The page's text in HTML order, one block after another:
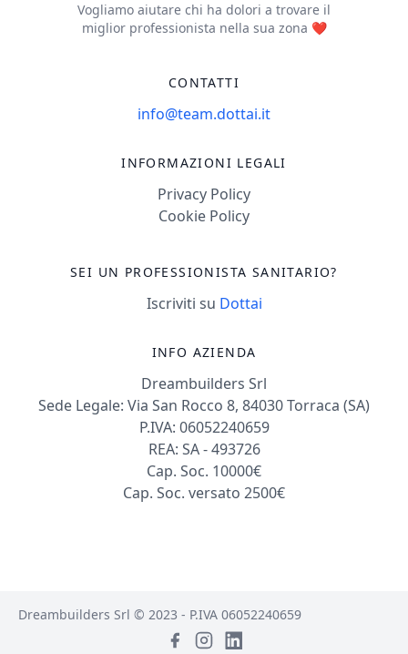
Vogliamo aiutare chi ha dolori a trovare il
miglior professionista nella sua zona ❤️
CONTATTI
info@team.dottai.it
INFORMAZIONI LEGALI
Privacy Policy
Cookie Policy
SEI UN PROFESSIONISTA SANITARIO?
Iscriviti su Dottai
INFO AZIENDA
Dreambuilders Srl
Sede Legale: Via San Rocco 8, 84030 Torraca (SA)
P.IVA: 06052240659
REA: SA - 493726
Cap. Soc. 10000€
Cap. Soc. versato 2500€
Dreambuilders Srl © 2023 - P.IVA 06052240659